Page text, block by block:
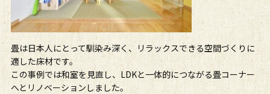
畳は日本人にとって馴染み深く、リラックスできる空間づくりに
適した床材です。
この事例では和室を見直し、LDKと一体的につながる畳コーナー
へとリノベーションしました。